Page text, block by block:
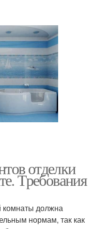
отделки
Требования
комнаты должна
нормам, так как